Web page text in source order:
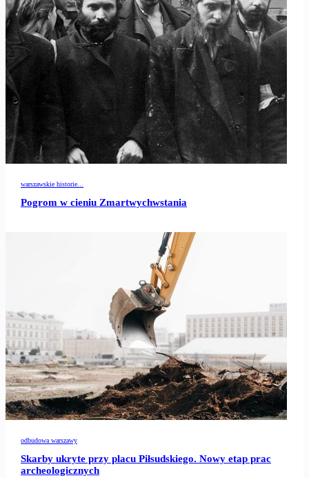
warszawskie historie...
Pogrom w cieniu Zmartwychwstania
odbudowa warszawy
Skarby ukryte przy placu Piłsudskiego. Nowy etap prac
archeologicznych